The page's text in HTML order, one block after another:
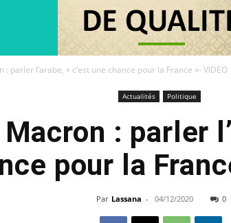
parler l’arabe, « c’est une chance pour la France »- VIDEO
Actualités Politique
: parler
pour la
Par Lassana - 04/12/2020 0